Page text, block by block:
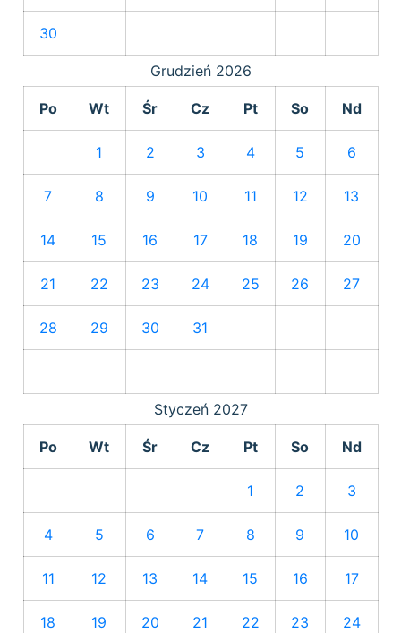
30
Grudzień 2026
Po Wt Śr Cz Pt So Nd
1 2 3 4 5 6
7 8 9 10 11 12 13
14 15 16 17 18 19 20
21 22 23 24 25 26 27
28 29 30 31
Styczeń 2027
Po Wt Śr Cz Pt So Nd
1 2 3
4 5 6 7 8 9 10
11 12 13 14 15 16 17
18 19 20 21 22 23 24